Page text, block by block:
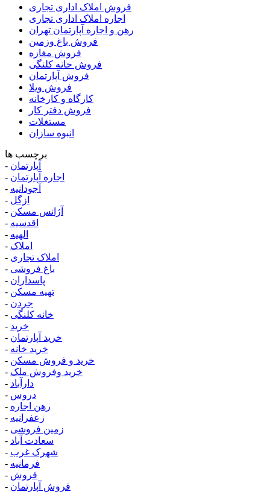
فروش املاک اداری تجاری
اجاره املاک اداری تجاری
رهن و اجاره آپارتمان تهران
فروش باغ وزمین
فروش مغازه
فروش خانه کلنگی
فروش آپارتمان
فروش ویلا
کارگاه و کارخانه
فروش دفتر کار
مستغلات
انبوه سازان
برچسب ها
- آپارتمان
- اجاره آپارتمان
- آجودانیه
- ازگل
- آژانس مسکن
- اقدسیه
- الهیه
- املاک
- املاک تجاری
- باغ فروشی
- پاسداران
- تهیه مسکن
- جردن
- خانه کلنگی
- خرید
- خرید آپارتمان
- خرید خانه
- خرید و فروش مسکن
- خرید وفروش ملک
- دارآباد
- دروس
- رهن اجاره
- زعفرانیه
- زمین فروشی
- سعادت آباد
- شهرک غرب
- فرمانیه
- فروش
- فروش آپارتمان